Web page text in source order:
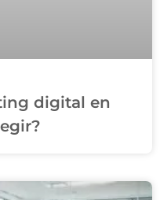
digital en